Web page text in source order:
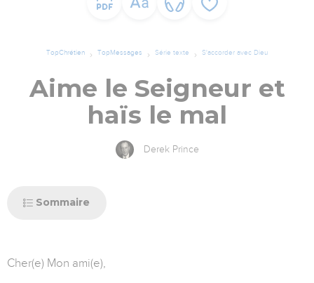
TopChrétien TopMessages Série texte S'accorder avec Dieu
Aime le Seigneur et
haïs le mal
Derek Prince
Sommaire
Cher(e) Mon ami(e),